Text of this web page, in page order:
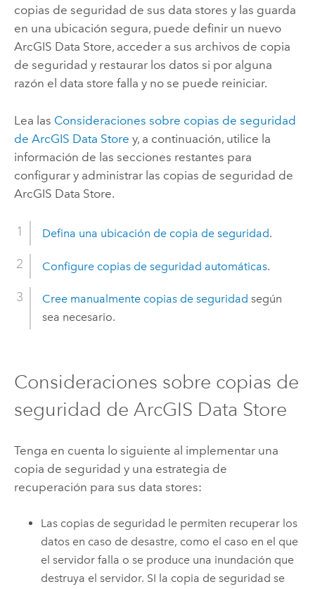
copias de seguridad de sus data stores y las guarda
en una ubicación segura, puede definir un nuevo
ArcGIS Data Store, acceder a sus archivos de copia
de seguridad y restaurar los datos si por alguna
razón el data store falla y no se puede reiniciar.
Lea las Consideraciones sobre copias de seguridad
de ArcGIS Data Store y, a continuación, utilice la
información de las secciones restantes para
configurar y administrar las copias de seguridad de
ArcGIS Data Store.
Defina una ubicación de copia de seguridad.
Configure copias de seguridad automáticas.
Cree manualmente copias de seguridad según
sea necesario.
Consideraciones sobre copias de
seguridad de ArcGIS Data Store
Tenga en cuenta lo siguiente al implementar una
copia de seguridad y una estrategia de
recuperación para sus data stores:
Las copias de seguridad le permiten recuperar los
datos en caso de desastre, como el caso en el que
el servidor falla o se produce una inundación que
destruya el servidor. SI la copia de seguridad se